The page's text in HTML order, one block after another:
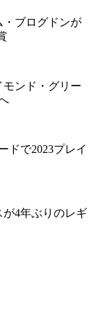
・ブログドンが
ンド・グリー
ドで2023プレイ
4年ぶりのレギ